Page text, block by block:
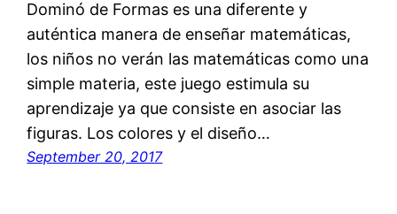
Dominó de Formas es una diferente y
auténtica manera de enseñar matemáticas,
los niños no verán las matemáticas como una
simple materia, este juego estimula su
aprendizaje ya que consiste en asociar las
figuras. Los colores y el diseño…
September 20, 2017